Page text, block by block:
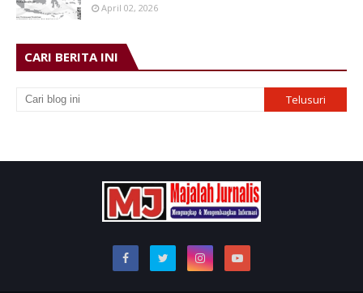
April 02, 2026
CARI BERITA INI